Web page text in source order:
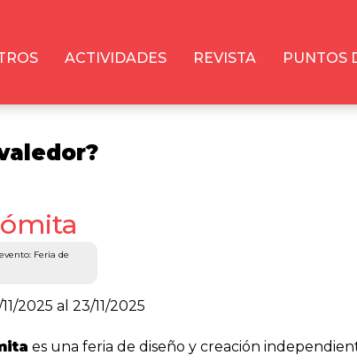
ACTIVIDADES REVISTA PUNTOS
Feria de
2025 al 23/11/2025
es una feria de diseño y creación